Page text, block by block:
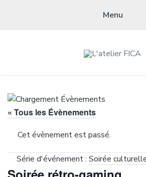
Menu
Meximieux
« Tous les Évènements
Cet évènement est passé.
Série d'événement : Soirée